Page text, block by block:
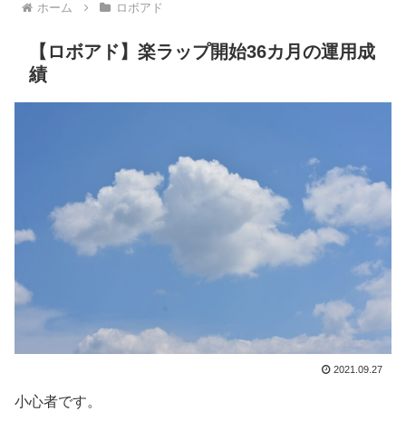
ホーム ロボアド
【ロボアド】楽ラップ開始36カ月の運用成
績
2021.09.27
小心者です。